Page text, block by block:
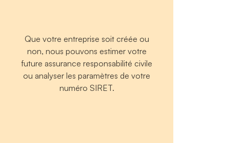
Que votre entreprise soit créée ou
non, nous pouvons estimer votre
future assurance responsabilité civile
ou analyser les paramètres de votre
numéro SIRET.